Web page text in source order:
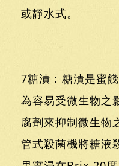
或靜水式。
7糖漬：糖漬是蜜
為容易受微生物之
腐劑來抑制微生物
管式殺菌機將糖液